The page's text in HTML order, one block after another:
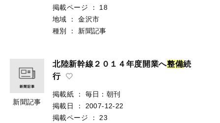
掲載ページ
：
18
地域
：
金沢市
種別
： 新聞記事
新聞記事
北陸新幹線２０１４年度開業へ整備続
行
掲載紙 ：
毎日：朝刊
掲載日
：
2007-12-22
掲載ページ
：
23